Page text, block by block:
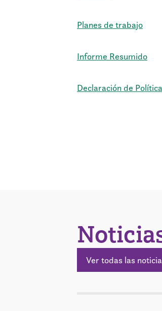
Planes de trabajo
Informe Resumido
Declaración de
Ver todas las